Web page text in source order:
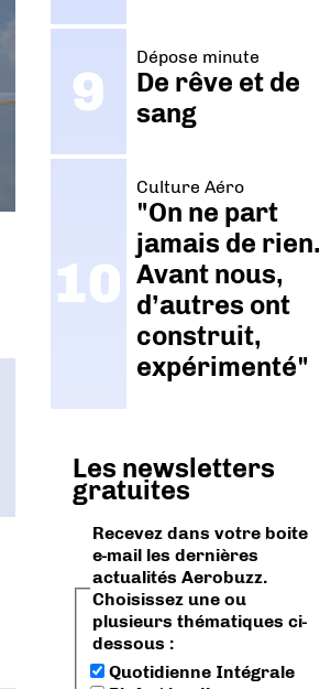
Dépose minute
De rêve et de
sang
Culture Aéro
"On ne part
jamais de rien.
Avant nous,
d’autres ont
construit,
expérimenté"
Les newsletters
gratuites
Recevez dans votre boite
e-mail les dernières
actualités Aerobuzz.
Choisissez une ou
plusieurs thématiques ci-
dessous :
Quotidienne Intégrale